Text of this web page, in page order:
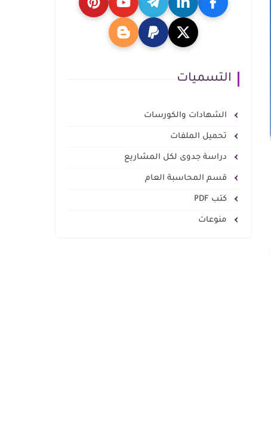
التسميات
الشهادات والكورسات
تحميل الملفات
دراسة جدوى لكل المشاريع
قسم المحاسبة العام
كتب PDF
منوعات